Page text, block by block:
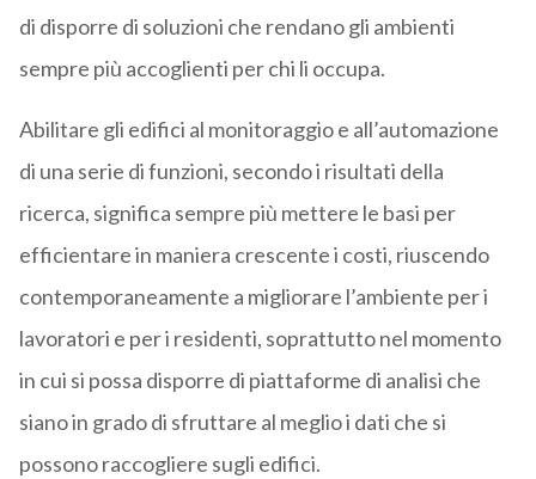
di disporre di soluzioni che rendano gli ambienti
sempre più accoglienti per chi li occupa.
Abilitare gli edifici al monitoraggio e all’automazione
di una serie di funzioni, secondo i risultati della
ricerca, significa sempre più mettere le basi per
efficientare in maniera crescente i costi, riuscendo
contemporaneamente a migliorare l’ambiente per i
lavoratori e per i residenti, soprattutto nel momento
in cui si possa disporre di piattaforme di analisi che
siano in grado di sfruttare al meglio i dati che si
possono raccogliere sugli edifici.